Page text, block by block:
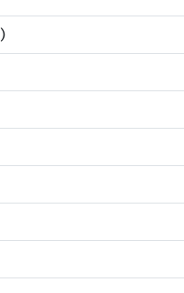
）